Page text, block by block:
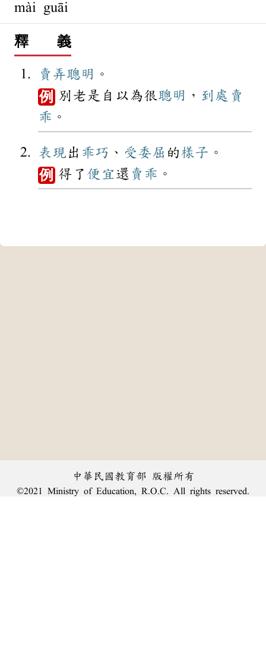
mài guāi
釋 義
賣弄聰明 。
例 別老是自以為很聰明 ， 到處 賣
乖 。
表現 出 乖巧 、 受委屈 的樣子 。
例 得了 便宜還 賣乖 。
中華民國教育部 版權所有
©2021 Ministry of Education, R.O.C. All rights reserved.